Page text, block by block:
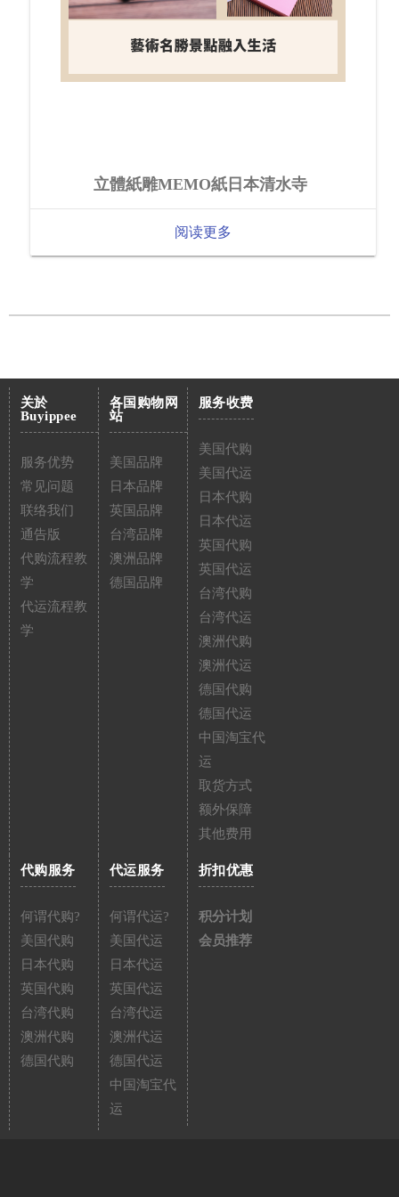
立體紙雕MEMO紙日本清水寺
阅读更多
关於
Buyippee
服务优势
常见问题
联络我们
通告版
代购流程教
学
代运流程教
学
各国购物网
站
美国品牌
日本品牌
英国品牌
台湾品牌
澳洲品牌
德国品牌
服务收费
美国代购
美国代运
日本代购
日本代运
英国代购
英国代运
台湾代购
台湾代运
澳洲代购
澳洲代运
德国代购
德国代运
中国淘宝代
运
取货方式
额外保障
其他费用
代购服务
何谓代购?
美国代购
日本代购
英国代购
台湾代购
澳洲代购
德国代购
代运服务
何谓代运?
美国代运
日本代运
英国代运
台湾代运
澳洲代运
德国代运
中国淘宝代
运
折扣优惠
积分计划
会员推荐